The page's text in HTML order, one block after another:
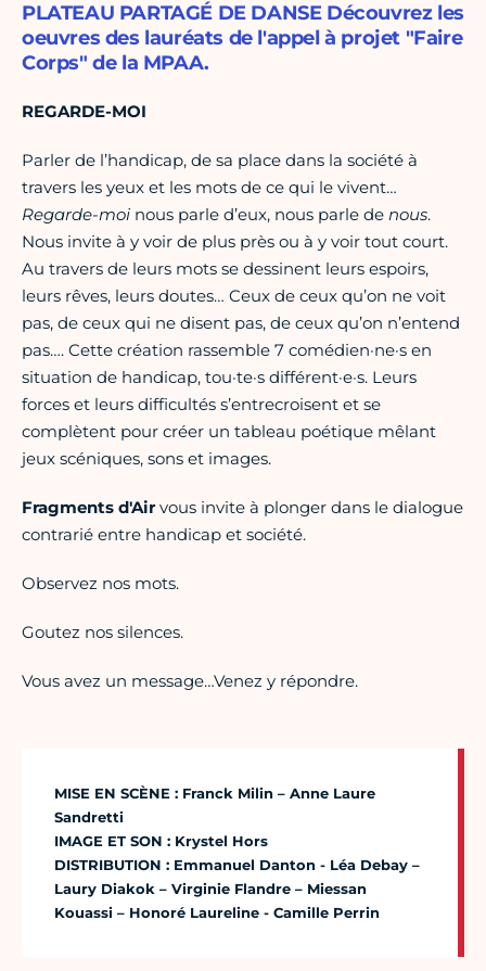
PLATEAU PARTAGÉ DE DANSE Découvrez les
oeuvres des lauréats de l'appel à projet "Faire
Corps" de la MPAA.
REGARDE-MOI
Parler de l’handicap, de sa place dans la société à
travers les yeux et les mots de ce qui le vivent…
Regarde-moi nous parle d’eux, nous parle de nous.
Nous invite à y voir de plus près ou à y voir tout court.
Au travers de leurs mots se dessinent leurs espoirs,
leurs rêves, leurs doutes… Ceux de ceux qu’on ne voit
pas, de ceux qui ne disent pas, de ceux qu’on n’entend
pas…. Cette création rassemble 7 comédien·ne·s en
situation de handicap, tou·te·s différent·e·s. Leurs
forces et leurs difficultés s’entrecroisent et se
complètent pour créer un tableau poétique mêlant
jeux scéniques, sons et images.
Fragments d'Airvous invite à plonger dans le dialogue
contrarié entre handicap et société.
Observez nos mots.
Goutez nos silences.
Vous avez un message…Venez y répondre.
MISE EN SCÈNE : Franck Milin – Anne Laure
Sandretti
IMAGE ET SON : Krystel Hors
DISTRIBUTION : Emmanuel Danton - Léa Debay –
Laury Diakok – Virginie Flandre – Miessan
Kouassi – Honoré Laureline - Camille Perrin